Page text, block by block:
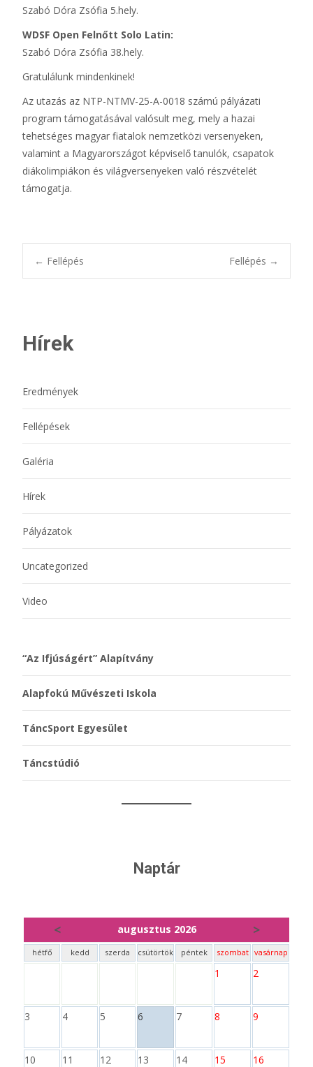
Szabó Dóra Zsófia 5.hely.
WDSF Open Felnőtt Solo Latin:
Szabó Dóra Zsófia 38.hely.
Gratulálunk mindenkinek!
Az utazás az NTP-NTMV-25-A-0018 számú pályázati
program támogatásával valósult meg, mely a hazai
tehetséges magyar fiatalok nemzetközi versenyeken,
valamint a Magyarországot képviselő tanulók, csapatok
diákolimpiákon és világversenyeken való részvételét
támogatja.
← Fellépés Fellépés →
Hírek
Eredmények
Fellépések
Galéria
Hírek
Pályázatok
Uncategorized
Video
“Az Ifjúságért” Alapítvány
Alapfokú Művészeti Iskola
TáncSport Egyesület
Táncstúdió
Naptár
< augusztus 2026 >
hétfő kedd szerda csütörtök péntek szombat vasárnap
1 2
3 4 5 6 7 8 9
10 11 12 13 14 15 16